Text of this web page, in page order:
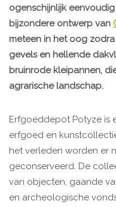
ogenschijnlijk
bijzondere ontwerp van
meteen in het oog
gevels en hellende
bruinrode kleipannen,
agrarische landschap.
Erfgoeddepot Potyze is
erfgoed en
het verleden worden er
geconserveerd. De
van objecten, gaande
en archeologische